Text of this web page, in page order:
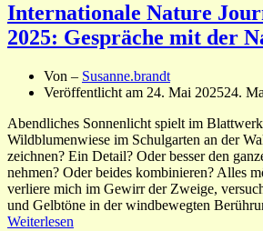
Internationale Nature
2025: Gespräche mit der
Von – Susanne.brandt
Veröffentlicht am 24. Mai 202524.
Abendliches Sonnenlicht spielt im
Wildblumenwiese im Schulgarten an der
zeichnen? Ein Detail? Oder besser den
nehmen? Oder beides kombinieren? Alles
verliere mich im Gewirr der Zweige,
und Gelbtöne in der windbewegten
Weiterlesen